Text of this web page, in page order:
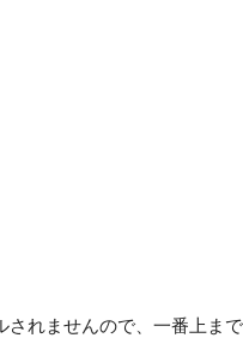
されませんので、一番上ま